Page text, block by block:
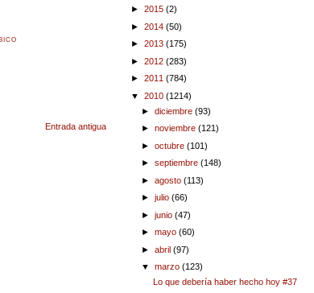
Entrada antigua
► 2015 (2)
► 2014 (50)
► 2013 (175)
► 2012 (283)
► 2011 (784)
▼ 2010 (1214)
►diciembre(93)
►noviembre(121)
►octubre(101)
►septiembre(148)
►agosto(113)
►julio(66)
►junio(47)
►mayo(60)
►abril(97)
▼marzo(123)
Lo que debería haber hecho hoy #37